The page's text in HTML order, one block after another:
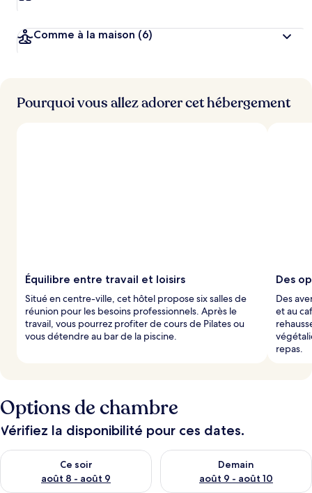
Comme à la maison (6)
Pourquoi vous allez adorer cet hébergement
Équilibre entre travail et loisirs
Situé en centre-ville, cet hôtel propose six salles de
réunion pour les besoins professionnels. Après le
travail, vous pourrez profiter de cours de Pilates ou
vous détendre au bar de la piscine.
Des
Des
et au
repas.
Options de chambre
Vérifiez la disponibilité pour ces dates.
Ce soir
août 8 - août 9
Vérifier la disponibilité pour ce soir août 8 - août 9
Demain
août 9 - août 10
Vérifier la disponibilité pour